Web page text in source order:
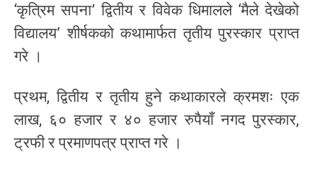
‘कृत्रिम सपना’ द्वितीय र विवेक धिमालले ‘मैले देखेको
विद्यालय’ शीर्षकको कथामार्फत तृतीय पुरस्कार प्राप्त
गरे ।
प्रथम, द्वितीय र तृतीय हुने कथाकारले क्रमशः एक
लाख, ६० हजार र ४० हजार रुपैयाँ नगद पुरस्कार,
ट्रफी र प्रमाणपत्र प्राप्त गरे ।